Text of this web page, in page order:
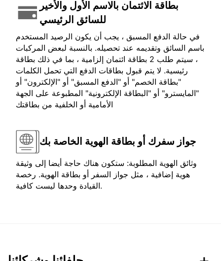
بطاقة الائتمان بالاسم الأول والأخير
للسائق الرئيسي
في حالة الدفع المسبق ، يجب أن يكون الرصيد المستخدم
باسم السائق وتقديمه عند تحصيله. بالنسبة لبعض المركبات
، سيتم طلب 2 بطاقة ائتمان إلزامية ، بما في ذلك بطاقة
رئيسية. لا يتم قبول بطاقات الدفع التي تحمل الكلمات
"بطاقة الخصم" أو "الدفع المسبق" أو "الإلكترون" أو
"المايسترو" أو "البطاقة الإلكترونية" المطبوعة على الجهة
الأمامية أو الخلفية من بطاقتك
جواز سفرك أو بطاقة الهوية الخاصة بك
وثائق الهوية المطلوبة: ستكون هناك حاجة أيضا إلى وثيقة
هوية إضافية ، مثل جواز السفر أو بطاقة الهوية. رخصة
القيادة وحدها ليست كافية.